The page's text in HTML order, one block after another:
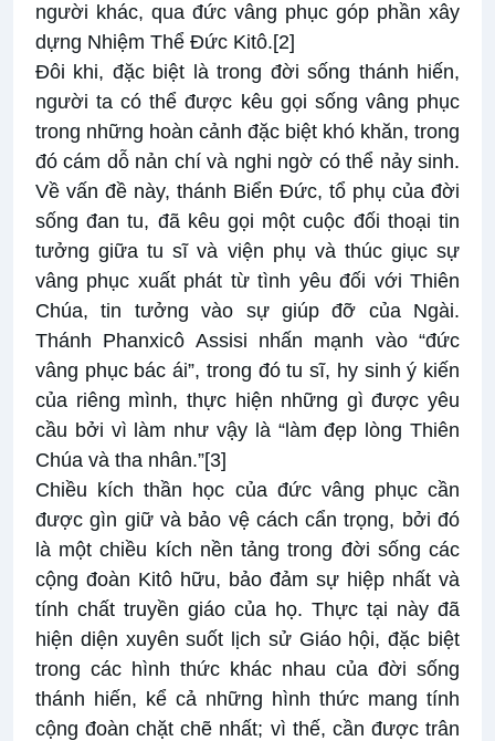
người khác, qua đức vâng phục góp phần xây
dựng Nhiệm Thể Đức Kitô.[2]
Đôi khi, đặc biệt là trong đời sống thánh hiến,
người ta có thể được kêu gọi sống vâng phục
trong những hoàn cảnh đặc biệt khó khăn, trong
đó cám dỗ nản chí và nghi ngờ có thể nảy sinh.
Về vấn đề này, thánh Biển Đức, tổ phụ của đời
sống đan tu, đã kêu gọi một cuộc đối thoại tin
tưởng giữa tu sĩ và viện phụ và thúc giục sự
vâng phục xuất phát từ tình yêu đối với Thiên
Chúa, tin tưởng vào sự giúp đỡ của Ngài.
Thánh Phanxicô Assisi nhấn mạnh vào “đức
vâng phục bác ái”, trong đó tu sĩ, hy sinh ý kiến
của riêng mình, thực hiện những gì được yêu
cầu bởi vì làm như vậy là “làm đẹp lòng Thiên
Chúa và tha nhân.”[3]
Chiều kích thần học của đức vâng phục cần
được gìn giữ và bảo vệ cách cẩn trọng, bởi đó
là một chiều kích nền tảng trong đời sống các
cộng đoàn Kitô hữu, bảo đảm sự hiệp nhất và
tính chất truyền giáo của họ. Thực tại này đã
hiện diện xuyên suốt lịch sử Giáo hội, đặc biệt
trong các hình thức khác nhau của đời sống
thánh hiến, kể cả những hình thức mang tính
cộng đoàn chặt chẽ nhất; vì thế, cần được trân